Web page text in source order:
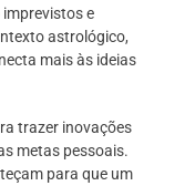
e
astrológico,
mais às ideias
trazer inovações
metas pessoais.
para que um